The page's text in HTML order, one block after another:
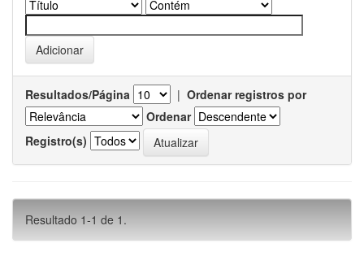
Resultados/Página | Ordenar registros por
Ordenar
Registro(s)
Resultado 1-1 de 1.